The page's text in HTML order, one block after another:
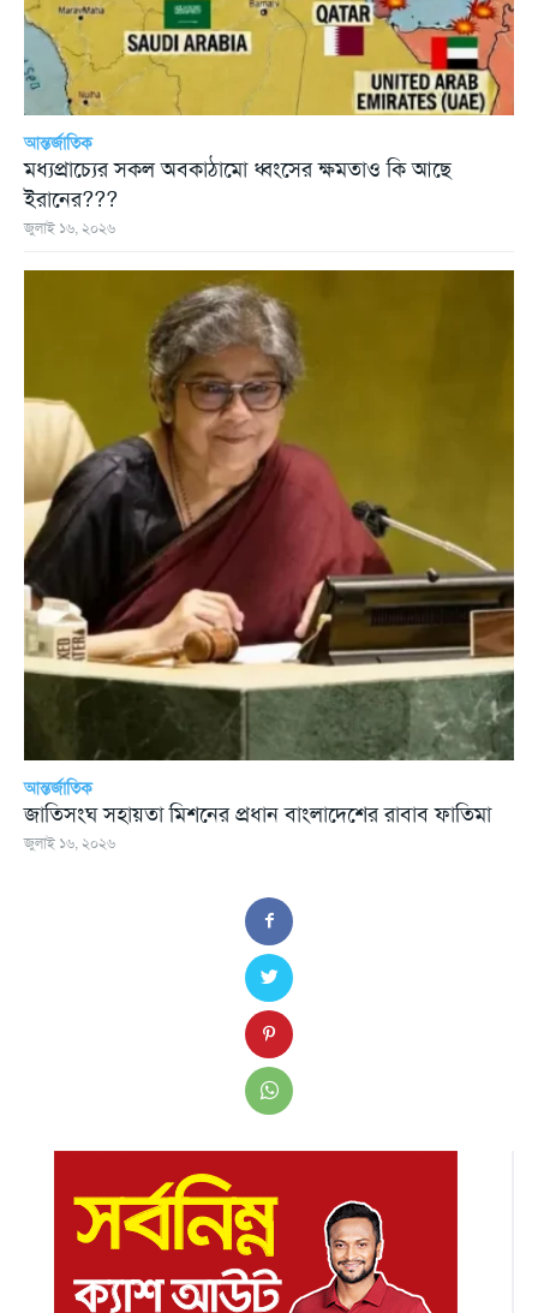
আন্তর্জাতিক
মধ্যপ্রাচ্যের সকল অবকাঠামো ধ্বংসের ক্ষমতাও কি আছে
ইরানের???
জুলাই ১৬, ২০২৬
আন্তর্জাতিক
জাতিসংঘ সহায়তা মিশনের প্রধান বাংলাদেশের রাবাব ফাতিমা
জুলাই ১৬, ২০২৬